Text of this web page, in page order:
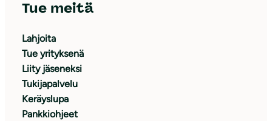
Tue meitä
Lahjoita
Tue yrityksenä
Liity jäseneksi
Tukijapalvelu
Keräyslupa
Pankkiohjeet